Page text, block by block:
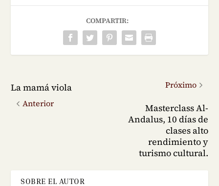
COMPARTIR:
La mamá viola
Anterior
Próximo
Masterclass Al-
Andalus, 10 días de
clases alto
rendimiento y
turismo cultural.
SOBRE EL AUTOR